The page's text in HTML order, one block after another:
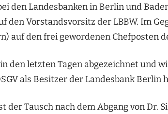
den Landesbanken in Berlin und
den Vorstandsvorsitz der LBBW. Im
auf den frei gewordenen Chefposten
den letzten Tagen abgezeichnet und
als Besitzer der Landesbank Berlin
der Tausch nach dem Abgang von Dr.